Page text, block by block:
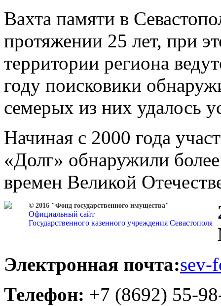
Вахта памяти в
протяжении 25 лет, при
территории региона
году поисковики
семерых из них удалось
Начиная с 2000 года
«Долг» обнаружили
времен Великой
© 2016 "Фонд государственного имущества"
Официальный сайт
Государственного казенного учреждения Севастополя
Электронная почта:sev-
Телефон: +7 (8692) 55-